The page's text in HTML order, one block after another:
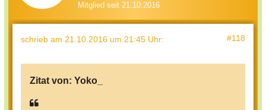
Mitglied seit 21.10.2016
schrieb am 21.10.2016 um 21:45 Uhr: #118
Zitat von: Yoko_